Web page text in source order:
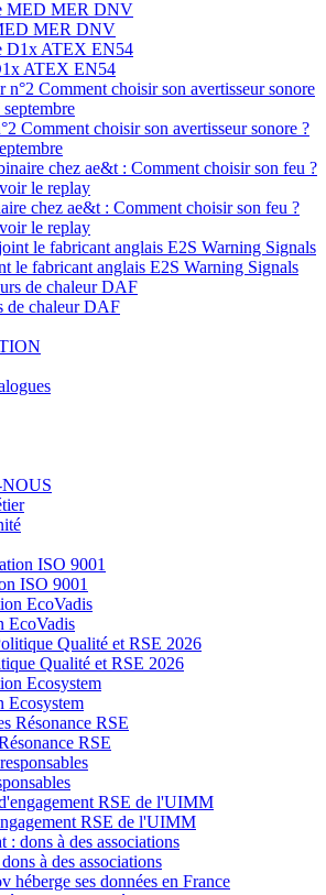
MER DNV
ATEX EN54
Comment choisir son avertisseur sonore ?
chez ae&t : Comment choisir son feu ?
le replay
le fabricant anglais E2S Warning Signals
de chaleur DAF
ISO 9001
EcoVadis
Qualité et RSE 2026
Ecosystem
RSE
RSE de l'UIMM
à des associations